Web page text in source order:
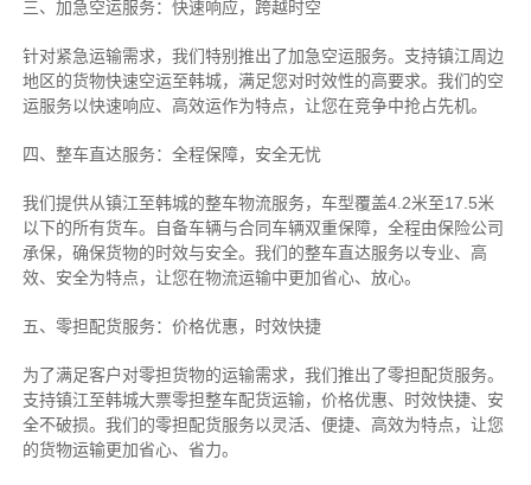
三、加急空运服务：快速响应，跨越时空
针对紧急运输需求，我们特别推出了加急空运服务。支持镇江周边
地区的货物快速空运至韩城，满足您对时效性的高要求。我们的空
运服务以快速响应、高效运作为特点，让您在竞争中抢占先机。
四、整车直达服务：全程保障，安全无忧
我们提供从镇江至韩城的整车物流服务，车型覆盖4.2米至17.5米
以下的所有货车。自备车辆与合同车辆双重保障，全程由保险公司
承保，确保货物的时效与安全。我们的整车直达服务以专业、高
效、安全为特点，让您在物流运输中更加省心、放心。
五、零担配货服务：价格优惠，时效快捷
为了满足客户对零担货物的运输需求，我们推出了零担配货服务。
支持镇江至韩城大票零担整车配货运输，价格优惠、时效快捷、安
全不破损。我们的零担配货服务以灵活、便捷、高效为特点，让您
的货物运输更加省心、省力。